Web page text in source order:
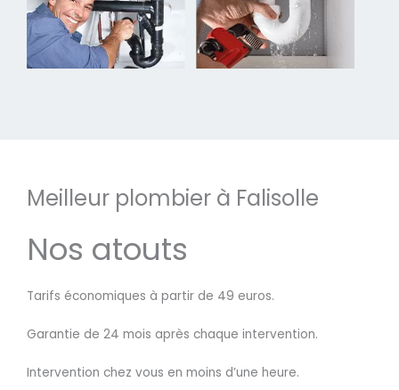
Meilleur plombier à Falisolle
Nos atouts
Tarifs économiques à partir de 49 euros.
Garantie de 24 mois après chaque intervention.
Intervention chez vous en moins d’une heure.